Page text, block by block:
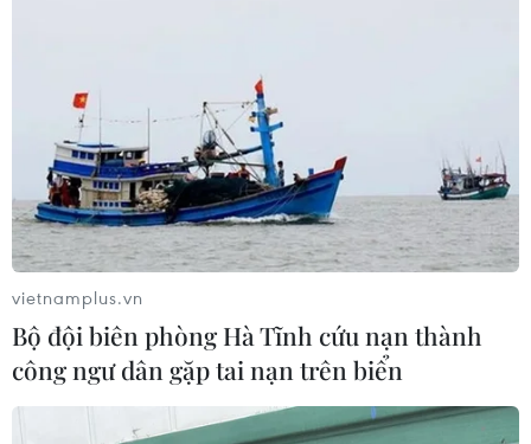
vietnamplus.vn
Bộ đội biên phòng Hà Tĩnh cứu nạn thành
công ngư dân gặp tai nạn trên biển